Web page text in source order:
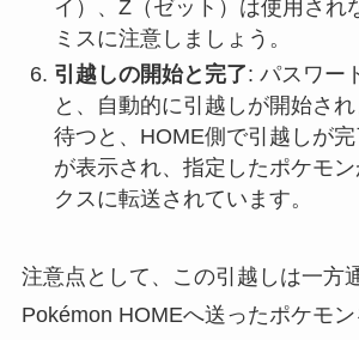
イ）、Z（ゼット）は使用され
ミスに注意しましょう。
引越しの開始と完了: パスワー
と、自動的に引越しが開始さ
待つと、HOME側で引越しが
が表示され、指定したポケモ
クスに転送されています。
注意点として、この引越しは一方
Pokémon HOMEへ送ったポケモ